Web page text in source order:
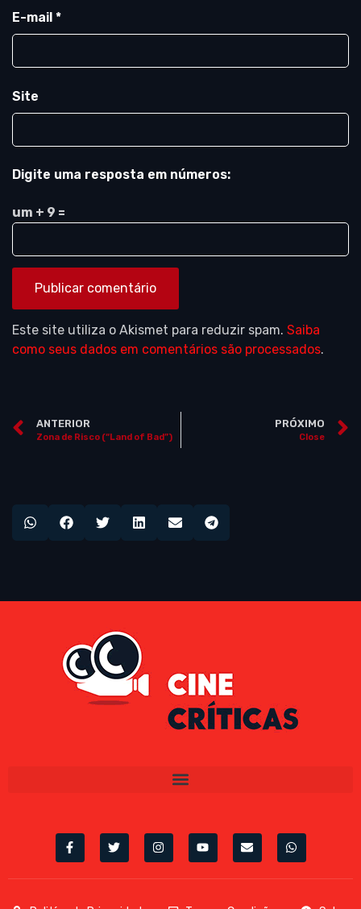
E-mail *
Site
Digite uma resposta em números:
um + 9 =
Este site utiliza o Akismet para reduzir spam. Saiba
como seus dados em comentários são processados.
ANTERIOR
Zona de Risco (“Land of Bad”)
PRÓXIMO
Close